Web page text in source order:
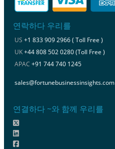
연락하다 우리를
US +1 833 909 2966 ( Toll Free )
UK+44 808 502 0280 (Toll Free )
APAC +91 744 740 1245
sales@fortunebusinessinsights.com
연결하다 ~와 함께 우리를